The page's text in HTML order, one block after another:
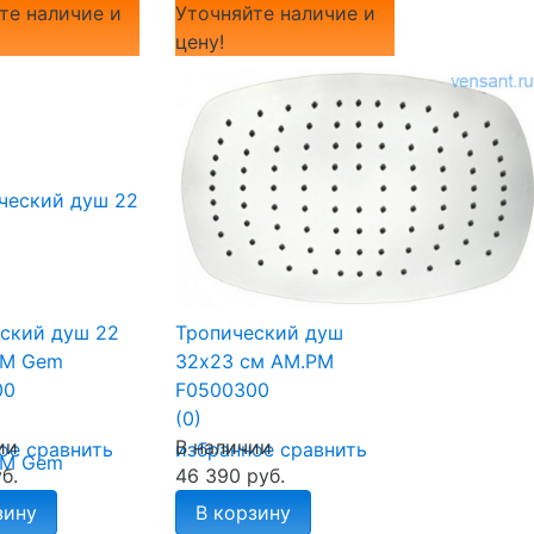
наличие и
сравнить
душ 22
Gem
Уточняйте наличие и
цену!
избранное сравнить
Тропический душ
32х23 см AM.PM
F0500300
(0)
В наличии
46 390 руб.
В корзину